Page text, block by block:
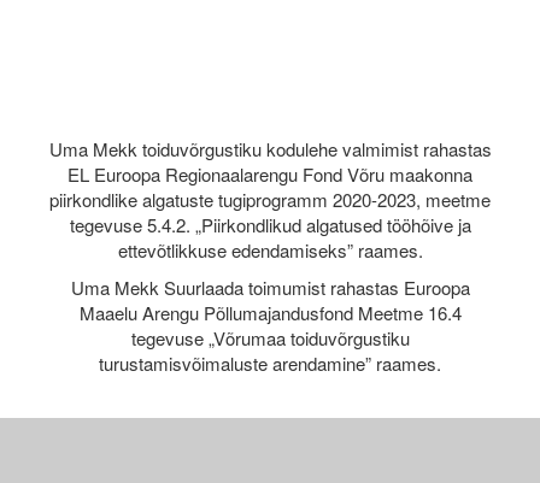
Uma Mekk toiduvõrgustiku kodulehe valmimist rahastas
EL Euroopa Regionaalarengu Fond Võru maakonna
piirkondlike algatuste tugiprogramm 2020-2023, meetme
tegevuse 5.4.2. „Piirkondlikud algatused tööhõive ja
ettevõtlikkuse edendamiseks” raames.
Uma Mekk Suurlaada toimumist rahastas Euroopa
Maaelu Arengu Põllumajandusfond Meetme 16.4
tegevuse „Võrumaa toiduvõrgustiku
turustamisvõimaluste arendamine” raames.